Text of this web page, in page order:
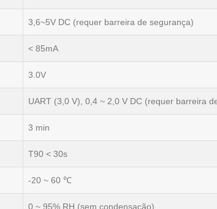
3,6~5V DC (requer barreira de segurança)
< 85mA
3.0V
UART (3,0 V), 0,4 ~ 2,0 V DC (requer barreira
3 min
T90 < 30s
-20 ~ 60 ℃
0 ~ 95% RH (sem condensação)